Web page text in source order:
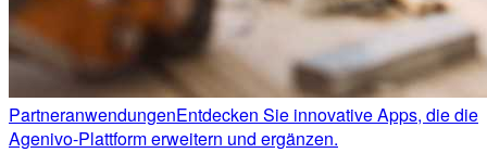
PartneranwendungenEntdecken Sie innovative Apps, die die
Agenivo-Plattform erweitern und ergänzen.